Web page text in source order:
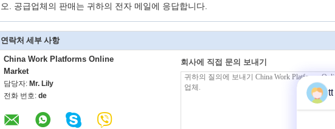
오. 공급업체의 판매는 귀하의 전자 메일에 응답합니다.
연락처 세부 사항
China Work Platforms Online
Market
담당자: Mr. Lily
전화 번호: de
회사에 직접 문의 보내기
tt